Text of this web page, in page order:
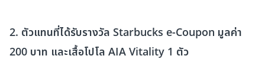
2. ตัวแทนที่ได้รับรางวัล Starbucks e-Coupon มูลค่า
200 บาท และเสื้อโปโล AIA Vitality 1 ตัว